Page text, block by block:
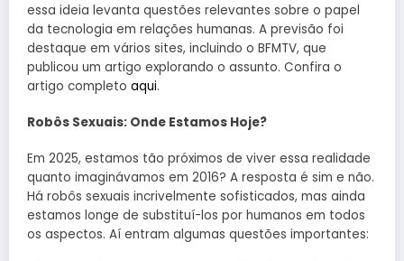
essa ideia levanta questões relevantes sobre o papel
da tecnologia em relações humanas. A previsão foi
destaque em vários sites, incluindo o BFMTV, que
publicou um artigo explorando o assunto. Confira o
artigo completo aqui.
Robôs Sexuais: Onde Estamos Hoje?
Em 2025, estamos tão próximos de viver essa realidade
quanto imaginávamos em 2016? A resposta é sim e não.
Há robôs sexuais incrivelmente sofisticados, mas ainda
estamos longe de substituí-los por humanos em todos
os aspectos. Aí entram algumas questões importantes: